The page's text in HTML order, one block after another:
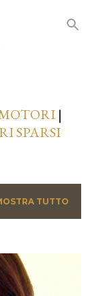
|
SPARSI
TUTTO